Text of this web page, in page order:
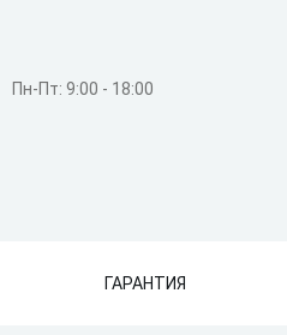
Пн-Пт: 9:00 - 18:00
ГАРАНТИЯ